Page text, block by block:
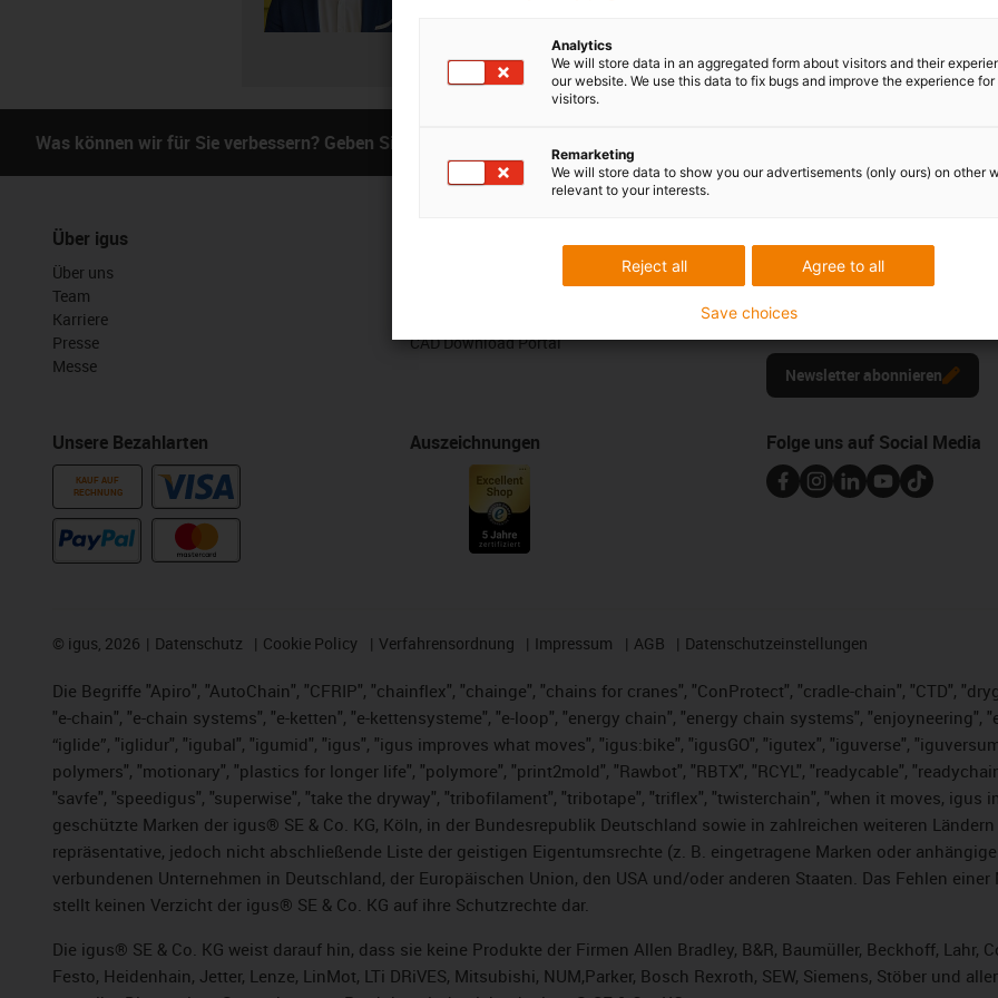
Was können wir für Sie verbessern? Geben Sie uns Ihr Feedback. Lob & Kritik
Über igus
Über uns
Team
Karriere
Presse
Messe
Unsere Bezahlarten
KAUF AUF
RECHNUNG
CAD Download Portal
Auszeichnungen
Bleiben Sie immer auf dem
plastics news an.
Newsletter abonnieren
Folge uns auf Social Media
© igus, 2026 Datenschutz Cookie Policy Verfahrensordnung Impressum AGB Datenschutzeinstellungen
Die Begriffe "Apiro", "AutoChain", "CFRIP", "chainflex", "chainge", "chains for cranes", "ConProtect", "cradle-chain", "CTD",
"e-chain", "e-chain systems", "e-ketten", "e-kettensysteme", "e-loop", "energy chain", "energy chain systems", "enjoyneering",
“iglide”, "iglidur", "igubal", "igumid", "igus", "igus improves what moves", "igus:bike", "igusGO", "igutex", "iguverse",
polymers", "motionary", "plastics for longer life", "polymore", "print2mold", "Rawbot", "RBTX", "RCYL", "readycable",
"savfe", "speedigus", "superwise", "take the dryway", "tribofilament", "tribotape", "triflex", "twisterchain", "when it moves,
geschützte Marken der igus® SE & Co. KG, Köln, in der Bundesrepublik Deutschland sowie in zahlreichen weiteren
repräsentative, jedoch nicht abschließende Liste der geistigen Eigentumsrechte (z. B. eingetragene Marken oder
verbundenen Unternehmen in Deutschland, der Europäischen Union, den USA und/oder anderen Staaten. Das Fehlen
stellt keinen Verzicht der igus® SE & Co. KG auf ihre Schutzrechte dar.
Die igus® SE & Co. KG weist darauf hin, dass sie keine Produkte der Firmen Allen Bradley, B&R, Baumüller, Beckhoff, Lahr,
Festo, Heidenhain, Jetter, Lenze, LinMot, LTi DRiVES, Mitsubishi, NUM,Parker, Bosch Rexroth, SEW, Siemens, Stöber und
Analytics
We will store data in an aggregated form about visitors and their
our website. We use this data to fix bugs and improve the experience for
visitors.
Remarketing
We will store data to show you our advertisements (only ours) on other
relevant to your interests.
Agree to all
Reject all
Save choices